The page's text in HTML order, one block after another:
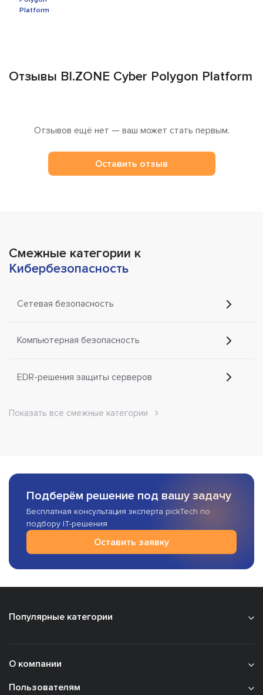
Отзывы BI.ZONE Cyber Polygon Platform
Отзывов ещё нет — ваш может стать первым.
Оставить отзыв
Смежные категории к
Кибербезопасность
Сетевая безопасность
Компьютерная безопасность
EDR-решения защиты серверов
Показать все смежные категории
Подберём решение под вашу задачу
Бесплатная консультация эксперта pickTech по
подбору IT-решения
Оставить заявку
Популярные категории
О компании
Пользователям